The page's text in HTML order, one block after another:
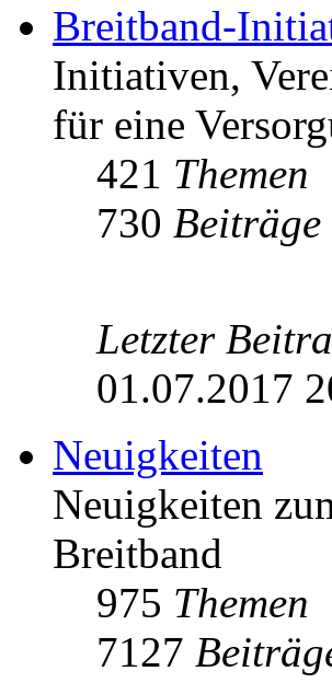
Breitband-
Initiativen,
für eine
421 Themen
730 Beiträge
Letzter
01.07.2017
Neuigkeiten
Neuigkeiten
Breitband
975 Themen
7127